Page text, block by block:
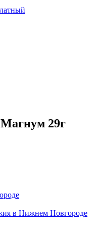
29г
в Нижнем Новгороде